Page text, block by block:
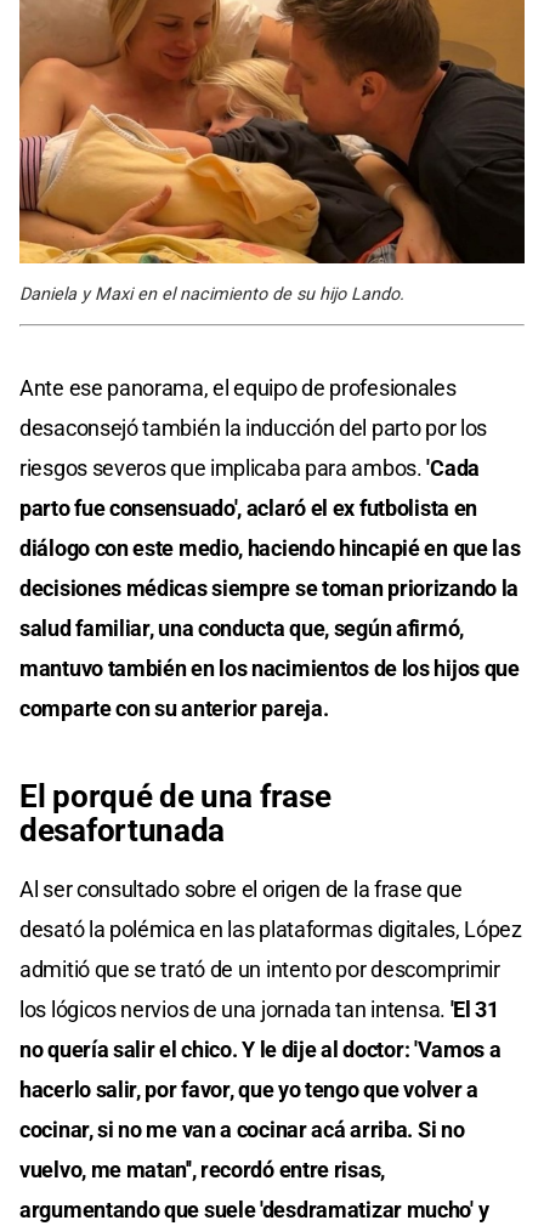
Daniela y Maxi en el nacimiento de su hijo Lando.
Ante ese panorama, el equipo de profesionales
desaconsejó también la inducción del parto por los
riesgos severos que implicaba para ambos.'Cada
parto fue consensuado', aclaró el ex futbolista en
diálogo con este medio, haciendo hincapié en que las
decisiones médicas siempre se toman priorizando la
salud familiar, una conducta que, según afirmó,
mantuvo también en los nacimientos de los hijos que
comparte con su anterior pareja.
El porqué de una frase
desafortunada
Al ser consultado sobre el origen de la frase que
desató la polémica en las plataformas digitales, López
admitió que se trató de un intento por descomprimir
los lógicos nervios de una jornada tan intensa. 'El 31
no quería salir el chico. Y le dije al doctor: 'Vamos a
hacerlo salir, por favor, que yo tengo que volver a
cocinar, si no me van a cocinar acá arriba. Si no
vuelvo, me matan'', recordó entre risas,
argumentando que suele 'desdramatizar mucho' y